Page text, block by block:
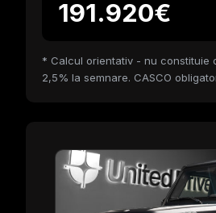
191.920€
* Calcul orientativ - nu constituie
2,5% la semnare. CASCO